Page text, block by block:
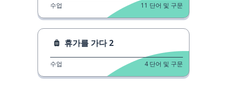
수업 11 단어 및 구문
휴가를 가다 2
수업 4 단어 및 구문